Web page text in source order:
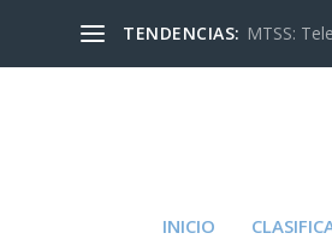
TENDENCIAS: MTSS:
INICIO